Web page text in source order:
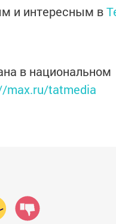
и интересным в
в национальном
max.ru/tatmedia